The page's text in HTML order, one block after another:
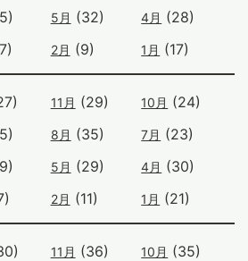
5月 (32) 4月 (28)
2月 (9) 1月 (17)
11月 (29) 10月 (24)
8月 (35) 7月 (23)
5月 (29) 4月 (30)
2月 (11) 1月 (21)
11月 (36) 10月 (35)